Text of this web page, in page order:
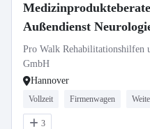
Außendienst
Pro Walk Rehabilitationshilfen
GmbH
Hannover
Vollzeit Firmenwagen
3